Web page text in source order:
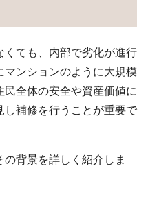
ても、内部で劣化が進行
マンションのように大規模
全体の安全や資産価値に
補修を行うことが重要で
背景を詳しく紹介しま